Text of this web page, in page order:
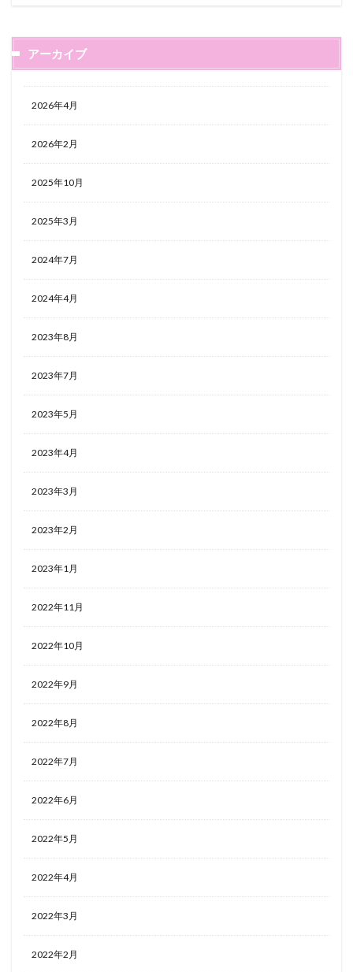
アーカイブ
2026年4月
2026年2月
2025年10月
2025年3月
2024年7月
2024年4月
2023年8月
2023年7月
2023年5月
2023年4月
2023年3月
2023年2月
2023年1月
2022年11月
2022年10月
2022年9月
2022年8月
2022年7月
2022年6月
2022年5月
2022年4月
2022年3月
2022年2月